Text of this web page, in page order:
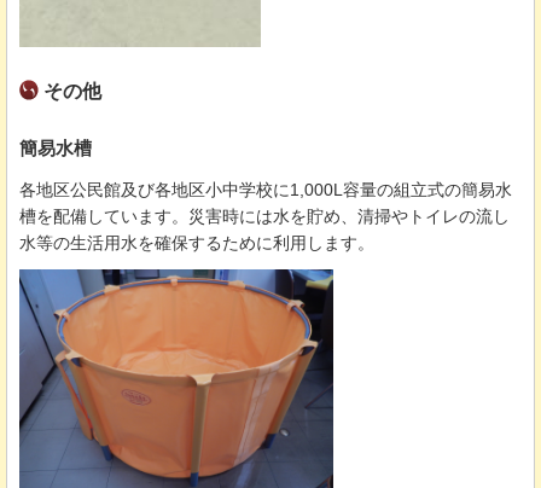
その他
簡易水槽
各地区公民館及び各地区小中学校に1,000L容量の組立式の簡易水
槽を配備しています。災害時には水を貯め、清掃やトイレの流し
水等の生活用水を確保するために利用します。